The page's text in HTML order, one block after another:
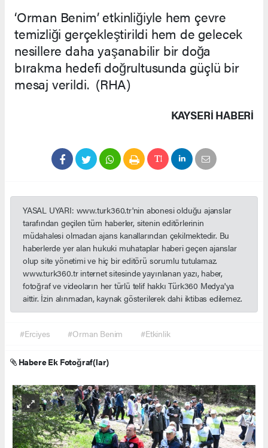
‘Orman Benim’ etkinliğiyle hem çevre
temizliği gerçekleştirildi hem de gelecek
nesillere daha yaşanabilir bir doğa
bırakma hedefi doğrultusunda güçlü bir
mesaj verildi. (RHA)
KAYSERI HABERİ
YASAL UYARI: www.turk360.tr'nin abonesi olduğu ajanslar
tarafından geçilen tüm haberler, sitenin editörlerinin
müdahalesi olmadan ajans kanallarından çekilmektedir. Bu
haberlerde yer alan hukuki muhataplar haberi geçen ajanslar
olup site yönetimi ve hiç bir editörü sorumlu tutulamaz.
www.turk360.tr internet sitesinde yayınlanan yazı, haber,
fotoğraf ve videoların her türlü telif hakkı Türk360 Medya'ya
aittir. İzin alınmadan, kaynak gösterilerek dahi iktibas edilemez.
#Erciyes #Orman Benim #Etkinlik
Habere Ek Fotoğraf(lar)